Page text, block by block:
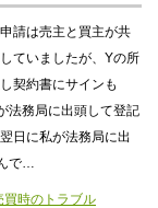
請は売主と買主が共
ていましたが、Yの所
契約書にサインも
法務局に出頭して登記
日に私が法務局に出
で…
買時のトラブル